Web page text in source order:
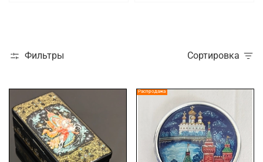
Фильтры Сортировка
Распродажа